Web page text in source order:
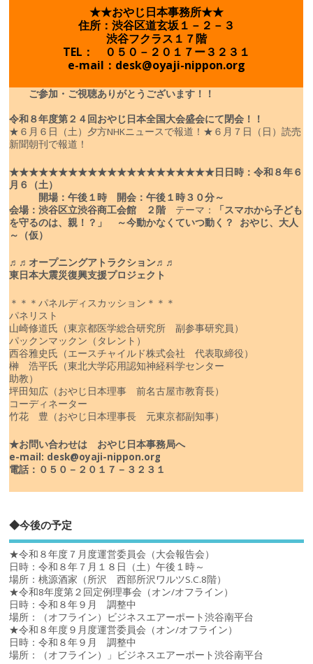
★★おやじ日本事務所★★
住所：渋谷区道玄坂１－２－３
渋谷フクラス１７階
TEL： ０５０－２０１７ー３２３１
e-mail：desk@oyaji-nippon.org
ご参加・ご視聴ありがとうございます！！
令和８年度第２４回おやじ日本全国大会盛会にて閉会！！
★６月６日（土）夕方NHKニュースで報道！ ★６月７日（日）読売
新聞朝刊で報道！
★★★★★★★★★★★★★★★★★★★★★日 日時：令和８年６
月６（土）
開場：午後１時 開会：午後１時３０分～
会場：渋谷区立渋谷商工会館 ２階 テーマ：
「スマホから子ども
を守るのは、親！？」
～今動かなくていつ動く？ おやじ、大人
～（仮）
♬♬オープニングアトラクション♬♬
東日本大震災復興支援プロジェクト
＊＊＊パネルディスカッション＊＊＊
パネリスト
山崎修道氏（東京都医学総合研究所 副参事研究員）
パックンマックン（タレント）
西谷雅史氏（エースチャイルド株式会社 代表取締役）
榊 浩平氏（東北大学応用認知神経科学センター
助教）
坪田知広（おやじ日本理事 前名古屋市教育長）
コーディネーター
竹花 豊（おやじ日本理事長 元東京都副知事）
★お問い合わせは おやじ日本事務局へ
e-mail: desk@oyaji-nippon.org
電話：０５０－２０１７－３２３１
◆今後の予定
★令和８年度７月度運営委員会（大会報告会）
日時：令和８年７月１８日（土）午後１時～
場所：桃源酒家（所沢 西部所沢ワルツS.C.8階）
★令和8年度第２回定例理事会（オン/オフライン）
日時：令和８年９月 調整中
場所：（オフライン）ビジネスエアーポート渋谷南平台
★令和８年度９月度運営委員会（オン/オフライン）
日時：令和８年９月 調整中
場所：（オフライン）」ビジネスエアーポート渋谷南平台